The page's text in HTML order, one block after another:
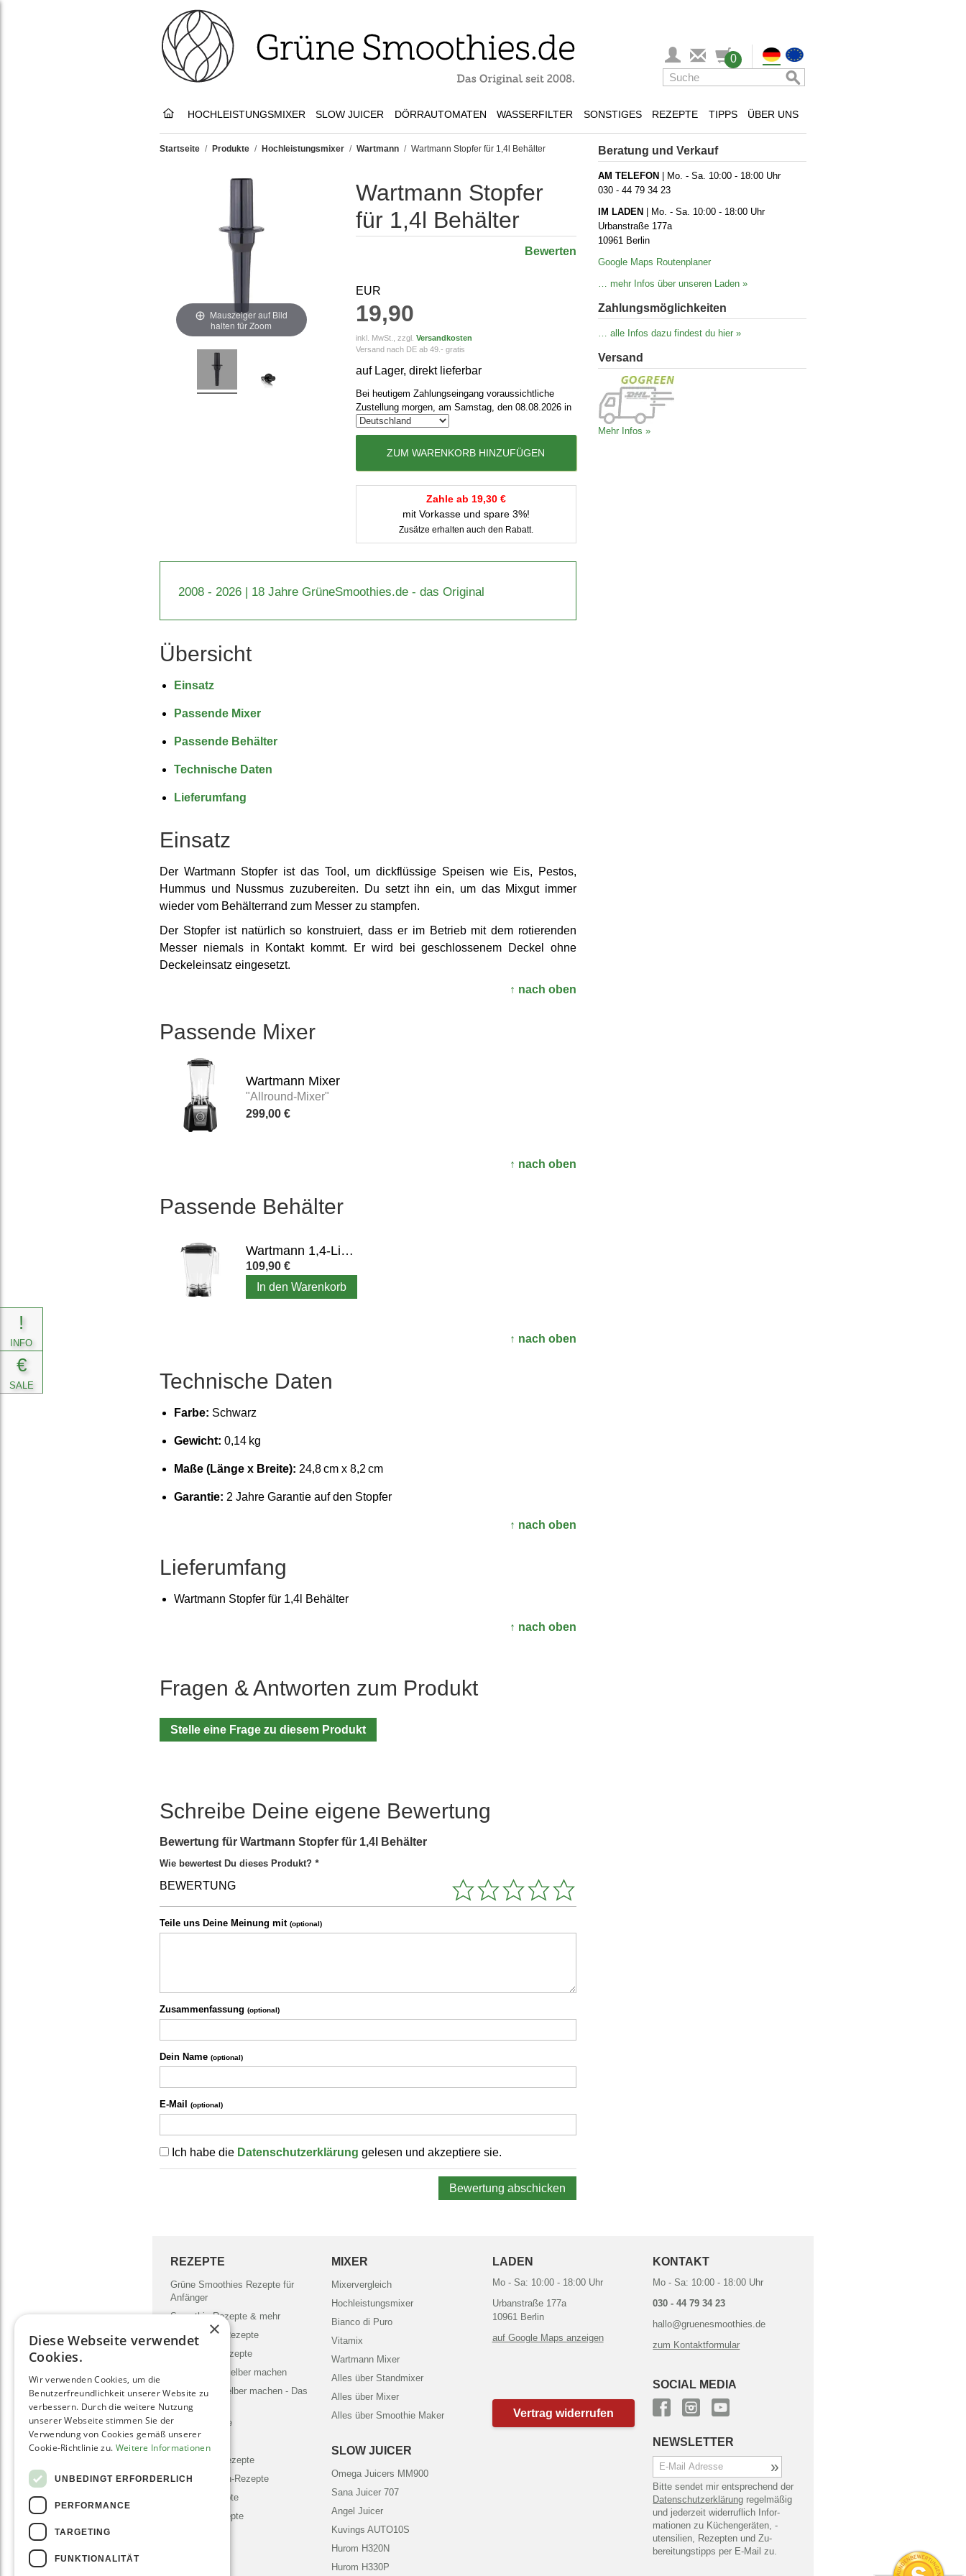
!
INFO
€
SALE
0
HOCHLEISTUNGSMIXER SLOW JUICER DÖRRAUTOMATEN WASSERFILTER SONSTIGES REZEPTE TIPPS ÜBER UNS
Startseite / Produkte / Hochleistungsmixer / Wartmann / Wartmann Stopfer für 1,4l Behälter
Mauszeiger auf Bild
halten für Zoom
Wartmann Stopfer
für 1,4l Behälter
Bewerten
EUR
19,90
inkl. MwSt., zzgl. Versandkosten
Versand nach DE ab 49.- gratis
auf Lager, direkt lieferbar
Bei heutigem Zahlungseingang voraussichtliche
Zustellung morgen, am Samstag, den 08.08.2026 in
ZUM WARENKORB HINZUFÜGEN
Zahle ab 19,30 €
mit Vorkasse und spare 3%!
Zusätze erhalten auch den Rabatt.
2008 - 2026 | 18 Jahre GrüneSmoothies.de - das Original
Übersicht
Einsatz
Passende Mixer
Passende Behälter
Technische Daten
Lieferumfang
Einsatz
Der Wartmann Stopfer ist das Tool, um dick­flüssige Speisen wie Eis, Pestos,
Hummus und Nussmus zuzu­bereiten. Du setzt ihn ein, um das Mixgut immer
wieder vom Behälter­rand zum Messer zu stampfen.
Der Stopfer ist natürlich so kons­truiert, dass er im Betrieb mit dem rotieren­den
Messer niemals in Kontakt kommt. Er wird bei ge­schlosse­nem Deckel ohne
Deckel­einsatz ein­gesetzt.
↑ nach oben
Passende Mixer
Wartmann Mixer
"Allround-Mixer"
299,00 €
↑ nach oben
Passende Behälter
Wartmann 1,4-Liter-Behälter
109,90 €
In den Warenkorb
↑ nach oben
Technische Daten
Farbe: Schwarz
Gewicht: 0,14 kg
Maße (Länge x Breite): 24,8 cm x 8,2 cm
Garantie: 2 Jahre Garantie auf den Stopfer
↑ nach oben
Liefer­umfang
Wartmann Stopfer für 1,4l Behälter
↑ nach oben
Fragen & Antworten zum Produkt
Stelle eine Frage zu diesem Produkt
Schreibe Deine eigene Bewertung
Bewertung für Wartmann Stopfer für 1,4l Behälter
Wie bewertest Du dieses Produkt? *
BEWERTUNG
Teile uns Deine Meinung mit (optional)
Zusammenfassung (optional)
Dein Name (optional)
E-Mail (optional)
Ich habe die Datenschutzerklärung gelesen und akzeptiere sie.
Bewertung abschicken
Beratung und Verkauf
AM TELEFON | Mo. - Sa. 10:00 - 18:00 Uhr
030 - 44 79 34 23
IM LADEN | Mo. - Sa. 10:00 - 18:00 Uhr
Urbanstraße 177a
10961 Berlin
Google Maps Routenplaner
… mehr Infos über unseren Laden »
Zahlungs­möglich­keiten
… alle Infos dazu findest du hier »
Versand
Mehr Infos »
REZEPTE
Grüne Smoothies Rezepte für
Anfänger
Smoothie Rezepte & mehr
Chia Samen Rezepte
Nicecream Rezepte
Mandelmilch selber machen
Mandelmus selber machen - Das
5 Min. Rezept
Pesto Rezepte
Detox Kur
Selleriesaft Rezepte
Dörrautomaten-Rezepte
Vegane Rezepte
Schnelle Rezepte
MIXER
Mixervergleich
Hochleistungsmixer
Bianco di Puro
Vitamix
Wartmann Mixer
Alles über Standmixer
Alles über Mixer
Alles über Smoothie Maker
SLOW JUICER
Omega Juicers MM900
Sana Juicer 707
Angel Juicer
Kuvings AUTO10S
Hurom H320N
Hurom H330P
LADEN
Mo - Sa: 10:00 - 18:00 Uhr
Urbanstraße 177a
10961 Berlin
auf Google Maps anzeigen
Vertrag widerrufen
KONTAKT
Mo - Sa: 10:00 - 18:00 Uhr
030 - 44 79 34 23
hallo@gruenesmoothies.de
zum Kontaktformular
SOCIAL MEDIA
NEWSLETTER
Bitte sendet mir entsprechend der
Daten­schutz­erklärung regel­mäßig
und jederzeit wider­ruflich Infor­
mationen zu Küchen­geräten, -
utensilien, Rezepten und Zu­
bereitungs­tipps per E-Mail zu.
×
Diese Webseite verwendet
Cookies.
Wir verwenden Cookies, um die
Benutzerfreundlichkeit unserer Website zu
verbessern. Durch die weitere Nutzung
unserer Webseite stimmen Sie der
Verwendung von Cookies gemäß unserer
Cookie-Richtlinie zu. Weitere Informationen
UNBEDINGT ERFORDERLICH
PERFORMANCE
TARGETING
FUNKTIONALITÄT